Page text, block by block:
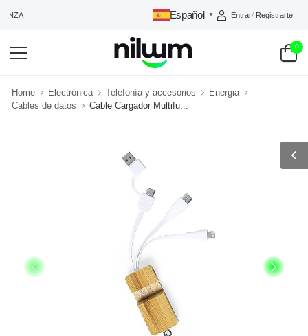
Español ▼ Entrar/ Registrarte
0
Home Electrónica Telefonía y accesorios
Energia
Cables de datos
Cable Cargador Multifu...